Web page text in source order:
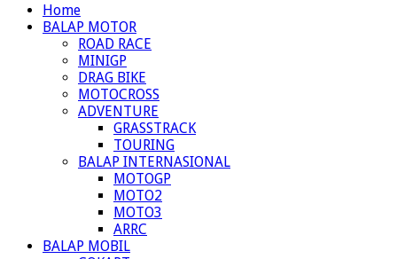
Home
BALAP MOTOR
ROAD RACE
MINIGP
DRAG BIKE
MOTOCROSS
ADVENTURE
GRASSTRACK
TOURING
BALAP INTERNASIONAL
MOTOGP
MOTO2
MOTO3
ARRC
BALAP MOBIL